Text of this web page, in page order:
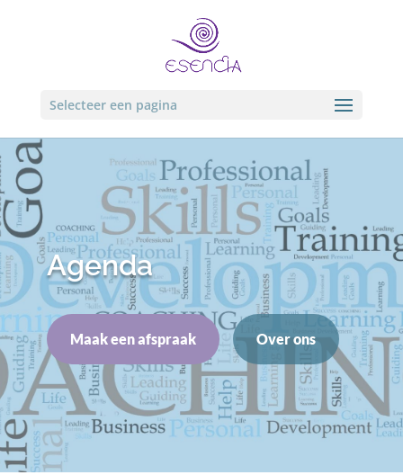
Selecteer een pagina
Agenda
Maak een afspraak Over ons